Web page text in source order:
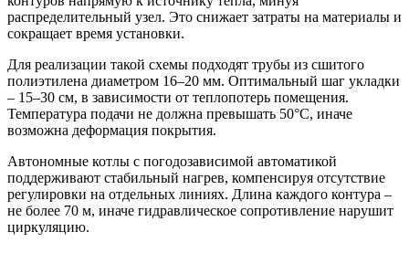
распределительный узел. Это снижает затраты на материалы и
сокращает время установки.
Для реализации такой схемы подходят трубы из сшитого
полиэтилена диаметром 16–20 мм. Оптимальный шаг укладки
– 15–30 см, в зависимости от теплопотерь помещения.
Температура подачи не должна превышать 50°C, иначе
возможна деформация покрытия.
Автономные котлы с погодозависимой автоматикой
поддерживают стабильный нагрев, компенсируя отсутствие
регулировки на отдельных линиях. Длина каждого контура –
не более 70 м, иначе гидравлическое сопротивление нарушит
циркуляцию.